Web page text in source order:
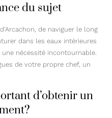
du sujet
de naviguer le long
dans les eaux intérieures
nécessité incontournable.
de votre propre chef, un
d’obtenir un